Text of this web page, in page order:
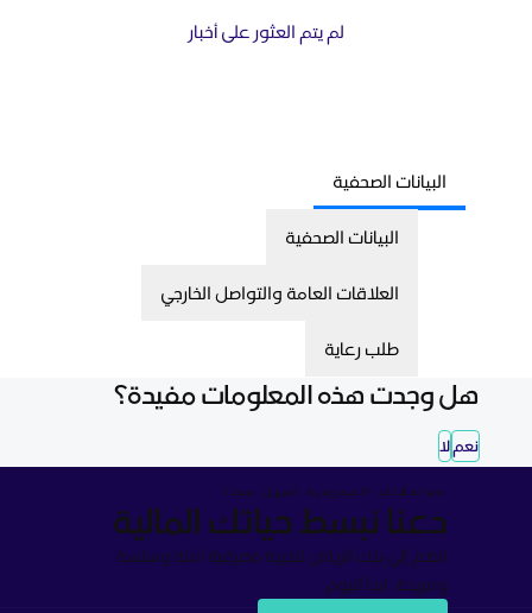
لم يتم العثور على أخبار
البيانات الصحفية
البيانات الصحفية
العلاقات العامة والتواصل الخارجي
طلب رعاية
هل وجدت هذه المعلومات مفيدة؟
نعملا
معاملاتك المصرفية أسهل معنا
دعنا نبسط حياتك المالية
انضم إلى بنك الرياض لتجربة مصرفية آمنة وسلسة
ومريحة. ابدأ اليوم.